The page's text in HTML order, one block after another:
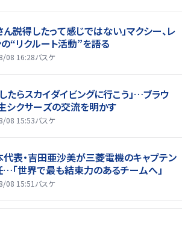
ん説得したって感じではない」マクシー、レ
“リクルート活動”を語る
08 16:28バスケ
たらスカイダイビングに行こう」…ブラウ
シクサーズの交流を明かす
08 15:53バスケ
表・吉田亜沙美が三菱電機のキャプテン
…「世界で最も結束力のあるチームへ」
08 15:51 バスケ